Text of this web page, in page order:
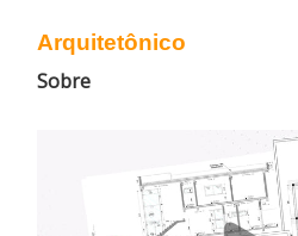
Arquitetônico
Sobre